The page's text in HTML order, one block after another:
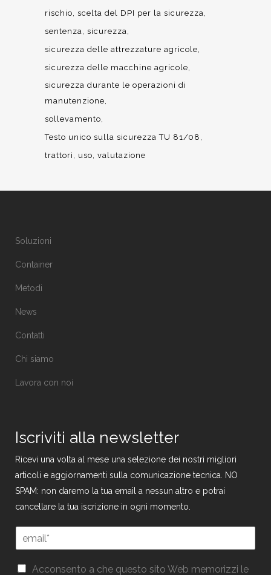
rischio scelta del DPI per la sicurezza
sentenza sicurezza
sicurezza delle attrezzature agricole
sicurezza delle macchine agricole
sicurezza durante le operazioni di
manutenzione
sollevamento
Testo unico sulla sicurezza TU 81/08
trattori
uso valutazione
Soluzioni
Container
Metodi
News
Contatti
Chi siamo
Lavora con noi
Iscriviti alla newsletter
Ricevi una volta al mese una selezione dei nostri migliori
articoli e aggiornamenti sulla comunicazione tecnica. NO
SPAM: non daremo la tua email a nessun altro e potrai
cancellare la tua iscrizione in ogni momento.
G
P
R
m
G
Acconsento a che questo sito Web memorizzi le